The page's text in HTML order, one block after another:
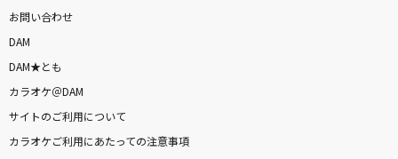
お問い合わせ
DAM
DAM★とも
カラオケ＠DAM
サイトのご利用について
カラオケご利用にあたっての注意事項